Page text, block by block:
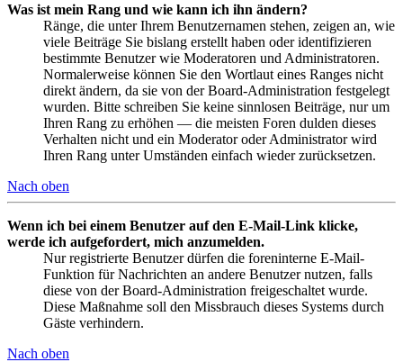
Was ist mein Rang und wie kann ich ihn ändern?
Ränge, die unter Ihrem Benutzernamen stehen, zeigen an, wie
viele Beiträge Sie bislang erstellt haben oder identifizieren
bestimmte Benutzer wie Moderatoren und Administratoren.
Normalerweise können Sie den Wortlaut eines Ranges nicht
direkt ändern, da sie von der Board-Administration festgelegt
wurden. Bitte schreiben Sie keine sinnlosen Beiträge, nur um
Ihren Rang zu erhöhen — die meisten Foren dulden dieses
Verhalten nicht und ein Moderator oder Administrator wird
Ihren Rang unter Umständen einfach wieder zurücksetzen.
Nach oben
Wenn ich bei einem Benutzer auf den E-Mail-Link klicke,
werde ich aufgefordert, mich anzumelden.
Nur registrierte Benutzer dürfen die foreninterne E-Mail-
Funktion für Nachrichten an andere Benutzer nutzen, falls
diese von der Board-Administration freigeschaltet wurde.
Diese Maßnahme soll den Missbrauch dieses Systems durch
Gäste verhindern.
Nach oben